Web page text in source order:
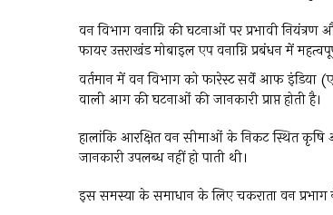
वन विभाग वनाग्नि की घटनाओं पर प्रभावी
फायर उत्तराखंड मोबाइल एप वनाग्नि प्रबंधन में
वर्तमान में वन विभाग को फारेस्ट सर्वे आफ
वाली आग की घटनाओं की जानकारी प्राप्त होती है।
हालांकि आरक्षित वन सीमाओं के निकट स्थित
जानकारी उपलब्ध नहीं हो पाती थी।
इस समस्या के समाधान के लिए चकराता वन प्रभाग